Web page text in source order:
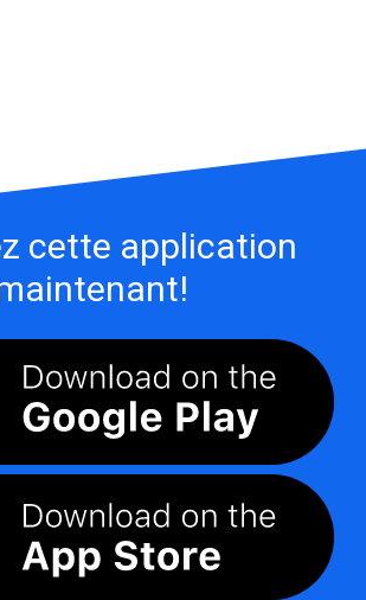
cette application